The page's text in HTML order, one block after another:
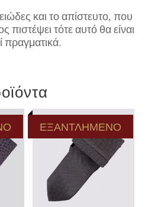
και το απίστευτο, που
πιστέψει τότε αυτό θα είναι
πραγματικά.
ΕΞΑΝΤΛΗΜΕΝΟ